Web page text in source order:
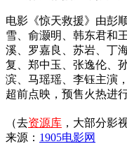
电影《惊天救援》由彭
雪、俞灏明、韩东君和
溪、罗嘉良、苏岩、丁
复、郑中玉、张逸伦、
滨、马瑶瑶、李钰主演
超前点映，预售火热进行
（去资源库 ，大部分影
来源： 1905电影网